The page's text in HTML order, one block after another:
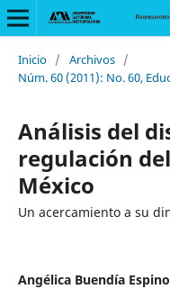
Inicio / Archivos /
Núm. 60 (2011): No. 60,
Análisis del
regulación
México
Un acercamiento a su
Angélica Buendía